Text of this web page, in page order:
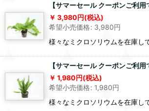
【サマーセール クーポンご利
3,980円(税込)
希望小売価格: 3,980円
様々なミクロソリウムを在庫し
【サマーセール クーポンご利
1,980円(税込)
希望小売価格: 1,980円
様々なミクロソリウムを在庫し